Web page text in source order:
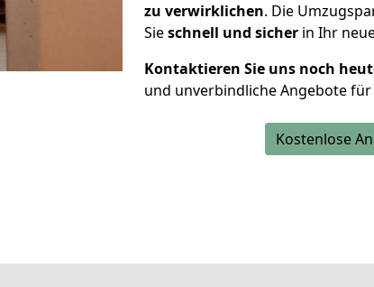
zu verwirklichen. Die
Sieschnell und sicher in Ihr
Kontaktieren Sie uns noch
und unverbindliche Angebote
Kostenlose